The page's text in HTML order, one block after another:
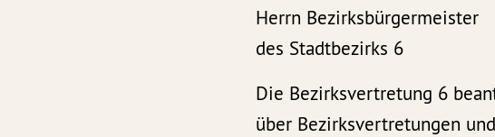
Herrn Bezirksbürgermeister
des Stadtbezirks 6
Die Bezirksvertretung 6
über Bezirksvertretungen